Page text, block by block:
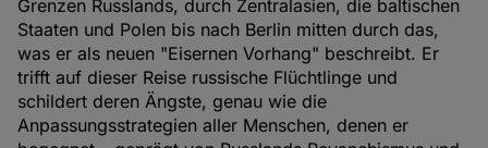
Grenzen Russlands, durch Zentralasien, die baltischen
Staaten und Polen bis nach Berlin mitten durch das,
was er als neuen "Eisernen Vorhang" beschreibt. Er
trifft auf dieser Reise russische Flüchtlinge und
schildert deren Ängste, genau wie die
Anpassungsstrategien aller Menschen, denen er